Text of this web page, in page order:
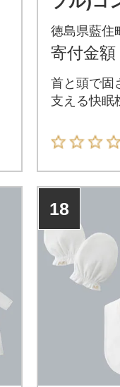
ロー
徳島県藍住
寄付金額
首と頭で固
支える快眠
18